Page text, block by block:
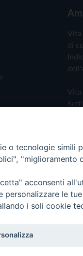
di
Vita
- Vita
o tecnologie simili
"miglioramento
acconsenti
personalizzare le
i soli cookie